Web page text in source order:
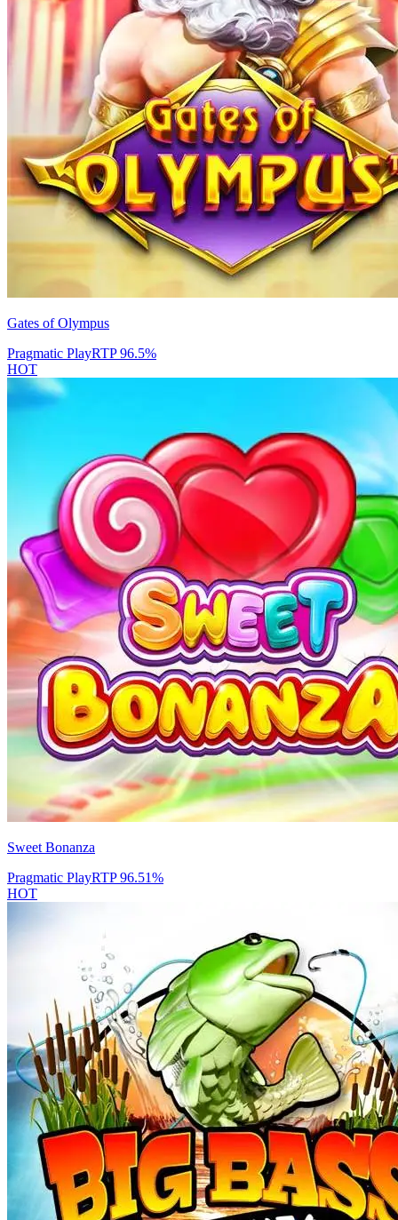
Gates of Olympus
Pragmatic PlayRTP96.5%
HOT
Sweet Bonanza
Pragmatic PlayRTP96.51%
HOT